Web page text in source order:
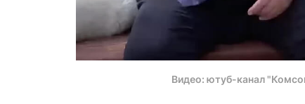
Видео: ютуб-канал